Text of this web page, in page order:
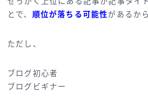
とで、 順位が落ちる可能性があるか
ただし、
ブログ初心者
ブログビギナー